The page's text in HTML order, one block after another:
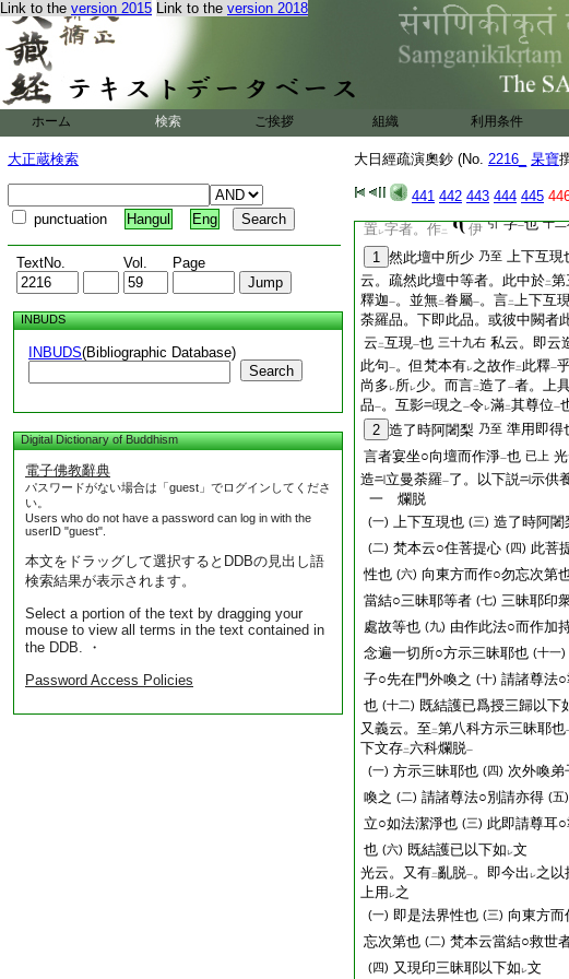
Link to the version 2015 Link to the version 2018
ホーム 検索 ご挨拶 組織 利用条件
大正蔵検索
punctuation Hangul Eng
TextNo. Vol. Page
INBUDS
INBUDS(Bibliographic Database)
Search
Digital Dictionary of Buddhism
電子佛教辭典
パスワードがない場合は「guest」でログインしてくださ
い。
Users who do not have a password can log in with the
userID "guest".
本文をドラッグして選択するとDDBの見出し語
検索結果が表示されます。
Select a portion of the text by dragging your
mouse to view all terms in the text contained in
the DDB. ・
Password Access Policies
大日經疏演奧鈔 (No. 2216_ 杲寶
441 442 443 444 445
噁字者即
也
北方作地藏 乃至 作伊字也
地藏菩薩○所謂伊字 也。義釋十
鉢 孕
字者。作 伊字 一也
私
如 第五鈔
11 西方虚空藏菩薩 乃至 作長
方虚空藏○所謂伊字一 長聲 也。
置 レ字者。作二 伊 引 字一也 十二
1 然此壇中所少 乃至 上下互現
云。疏然此壇中等者。此中於二第
釋迦一。並無二眷屬一。言二上下互
荼羅品。下即此品。或彼中闕者
云 二互現一也 三十九右 私云。即云
此句一。但梵本有レ之故作二 此釋一
尚多 レ所レ少。而言二造了 一者。上
品一。互影 現之 一令レ滿二其尊位一
2 造了時阿闍梨 乃至 準用即得
言者宴坐○向壇而作淨一也 已上
造
立曼荼羅一了。以下説 示供
一 爛脱
(一) 上下互現也 (三) 造了時阿闍
(二) 梵本云○住菩提心 (四) 此菩
性也 (六) 向東方而作○勿忘次第
當結○三昧耶等者 (七) 三昧耶印
處故等也 (九) 由作此法○而作加
念遍一切所○方示三昧耶也 (十一)
子○先在門外喚之 (十) 請諸尊法
也 (十二) 既結護已爲授三歸以下
又義云。至 二第八科方示三昧耶也
下文存二六科爛脱一
(一) 方示三昧耶也 (四) 次外喚弟
喚之 (二) 請諸尊法○別請亦得 (五)
立○如法潔淨也 (三) 此即請尊耳
也 (六) 既結護已以下如 レ文
光云。又有二亂脱一。即今出 レ之以
上用 レ之
(一) 即是法界性也 (三) 向東方而
忘次第也 (二) 梵本云當結○救世
(四) 又現印三昧耶以下如 レ文